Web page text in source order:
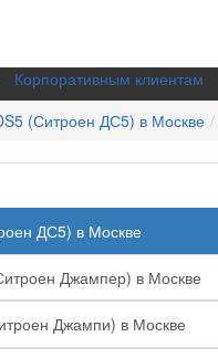
Корпоративным клиентам
(Ситроен ДС5) в Москве
ДС5) в Москве
Джампер) в Москве
Джампи) в Москве